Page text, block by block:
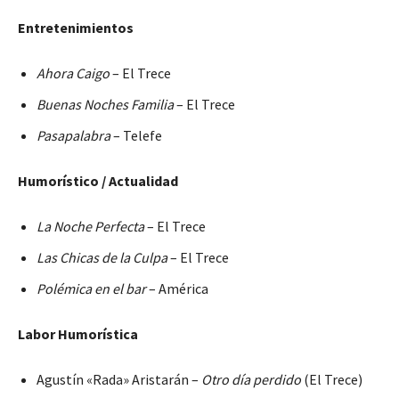
Entretenimientos
Ahora Caigo– El Trece
Buenas Noches Familia– El Trece
Pasapalabra– Telefe
Humorístico / Actualidad
La Noche Perfecta– El Trece
Las Chicas de la Culpa– El Trece
Polémica en el bar– América
Labor Humorística
Agustín «Rada» Aristarán – Otro día perdido (El Trece)